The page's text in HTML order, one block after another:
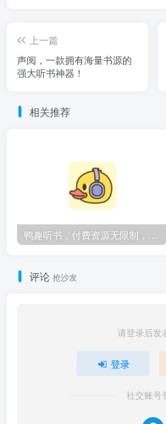
上一篇
声阅，一款拥有海量书源的
强大听书神器！
相关推荐
鸭趣听书，付费资源无限制，内置多书源
评论 抢沙发
请登录后发
登录
社交账号